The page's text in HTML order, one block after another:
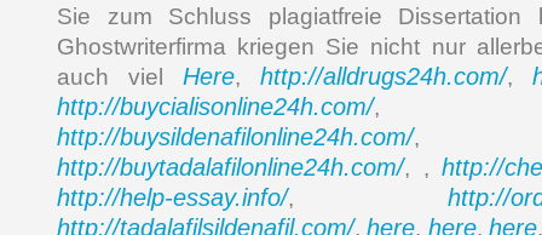
Sie zum Schluss plagiatfreie Dissertation
Ghostwriterfirma kriegen Sie nicht nur
auch viel Here, http://alldrugs24h.com/,
http://buycialisonline24h.com/,
http://buysildenafilonline24h.com/,
http://buytadalafilonline24h.com/, , http://
http://help-essay.info/, http://
http://tadalafilsildenafil.com/,here, here,here